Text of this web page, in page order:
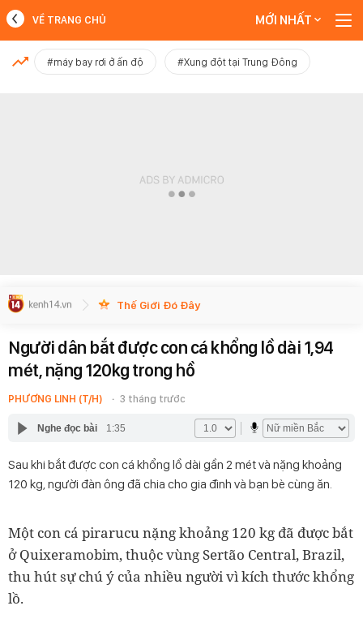
MỚI NHẤT
VỀ TRANG CHỦ MỚI NHẤT
#máy bay rơi ở ấn độ #Xung đột tại Trung Đông
Thế Giới Đó Đây
Người dân bắt được con cá khổng lồ dài 1,94
mét, nặng 120kg trong hồ
PHƯƠNG LINH (T/H) 3 tháng trước
Nghe đọc bài 1:35
Sau khi bắt được con cá khổng lồ dài gần 2 mét và nặng khoảng
120 kg, người đàn ông đã chia cho gia đình và bạn bè cùng ăn.
Một con cá pirarucu nặng khoảng 120 kg đã được bắt
ở Quixeramobim, thuộc vùng Sertão Central, Brazil,
thu hút sự chú ý của nhiều người vì kích thước khổng
lồ.